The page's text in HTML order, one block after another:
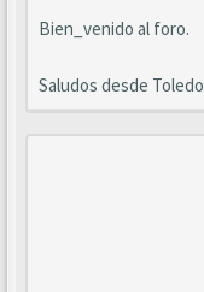
Bien_venido al foro.
Saludos desde Toledo